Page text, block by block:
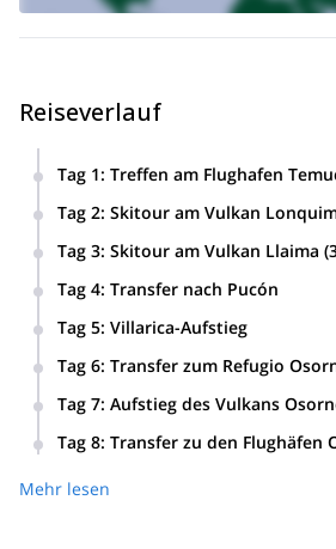
Reiseverlauf
Tag 1: Treffen am Flughafen
Briefing. Nacht im Hotel.
Tag 2: Skitour am Vulkan
Tag 3: Skitour am Vulkan Llaima
Tag 4: Transfer nach Pucón
charmanten kleinen Bergdorf. Nacht
Tag 5: Villarica-Aufstieg
Tag 6: Transfer zum Refugio
Puerto Montt. Genießen Sie frische
Tag 7: Aufstieg des Vulkans
erfordert die Verwendung von
Tag 8: Transfer zu den Flughäfen
Mehr lesen